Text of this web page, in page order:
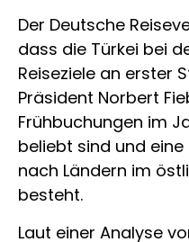
Der Deutsche
dass die Türkei bei
Reiseziele an erster
Präsident Norbert
Frühbuchungen im
beliebt sind und
nach Ländern im
besteht.
Laut einer Analyse